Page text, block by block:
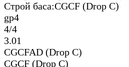
Строй баса:CGCF (Drop C)
gp4
4/4
3.01
CGCFAD (Drop C)
CGCF (Drop C)